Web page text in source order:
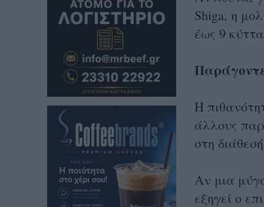
Shiga, η
έως 9
Η
άλλους
στη
Αν μια
εξηγεί ο